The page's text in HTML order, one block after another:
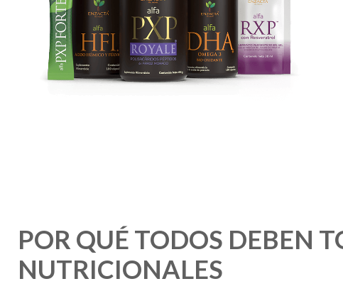
POR QUÉ TODOS DEBEN
NUTRICIONALES